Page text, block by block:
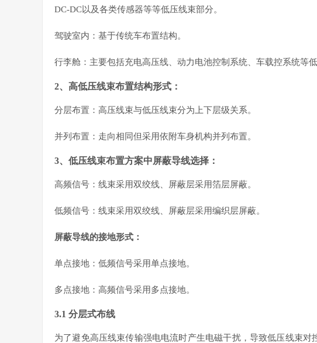
DC-DC以及各类传感器等等低压线束部分。
驾驶室内：基于传统车布置结构。
行李舱：主要包括充电高压线、动力电池控制系统、车载控系统等低
2、高低压线束布置结构形式：
分层布置：高压线束与低压线束分为上下层级关系。
并列布置：走向相同但采用依附车身机构并列布置。
3、低压线束布置方案中屏蔽导线选择：
高频信号：线束采用双绞线、屏蔽层采用箔层屏蔽。
低频信号：线束采用双绞线、屏蔽层采用编织层屏蔽。
屏蔽导线的接地形式：
单点接地：低频信号采用单点接地。
多点接地：高频信号采用多点接地。
3.1 分层式布线
为了避免高压线束传输强电电流时产生电磁干扰，导致低压线束